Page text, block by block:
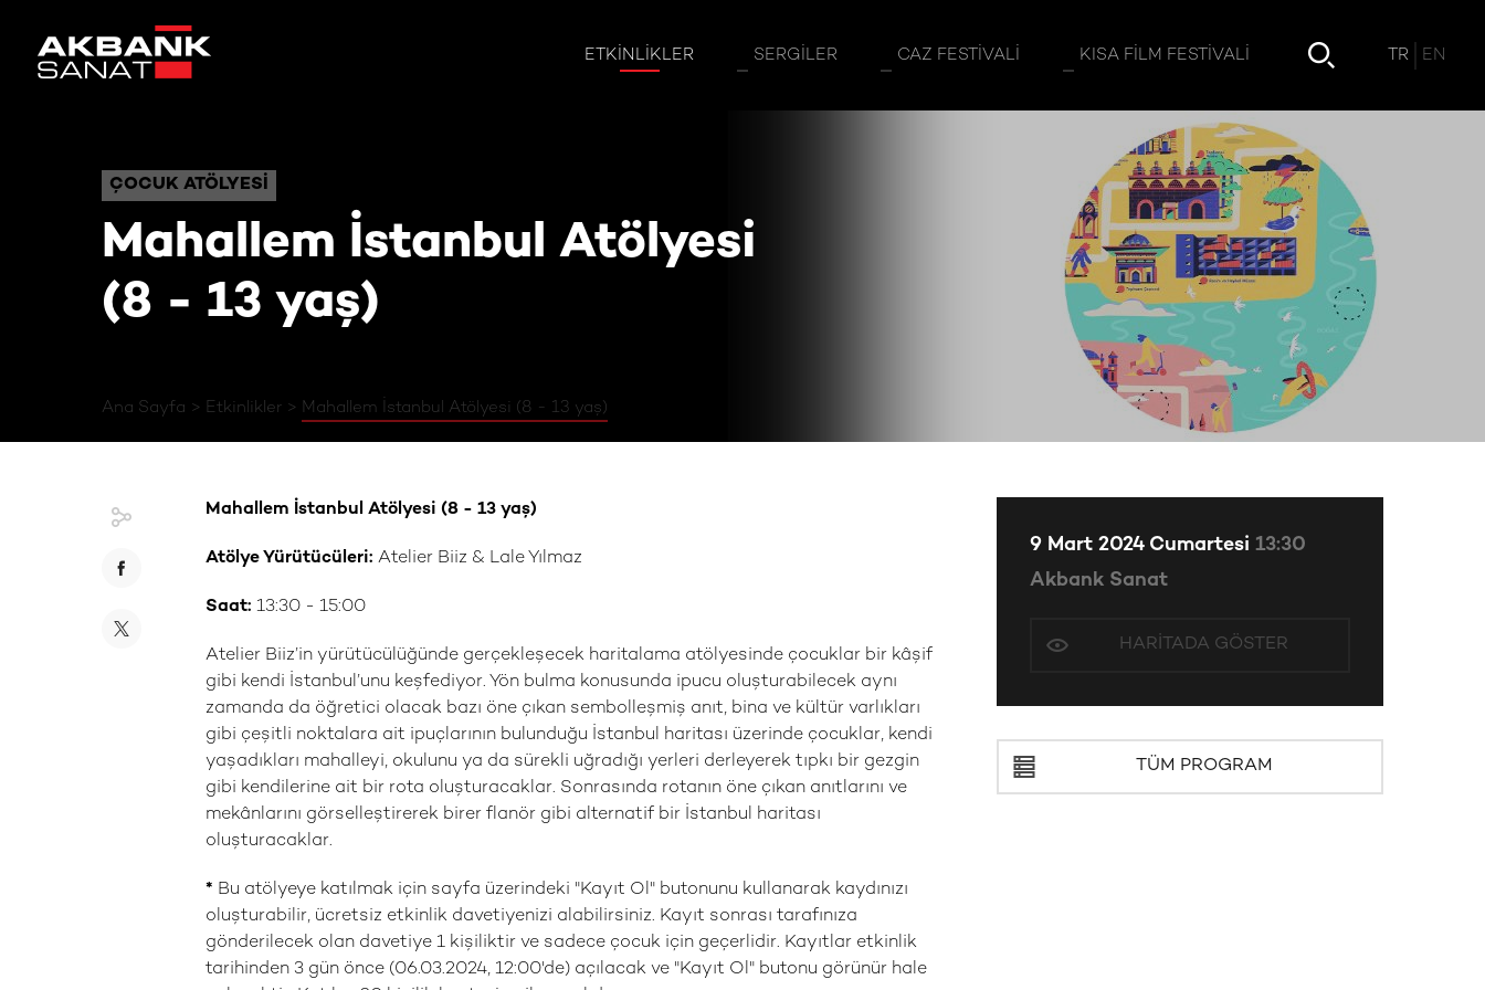
ETKINLIKLER SERGILER CAZ FESTIVALI KISA FILM FESTIVALI TR EN
ÇOCUK ATÖLYESI
Mahallem İstanbul Atölyesi
(8 - 13 yaş)
Ana Sayfa Etkinlikler Mahallem İstanbul Atölyesi (8 - 13 yaş)
ÇOCUK ATÖLYESI
Mahallem İstanbul Atölyesi (8 - 13 yaş)
Atölye Yürütücüleri: Atelier Biiz & Lale Yılmaz
Saat: 13:30 - 15:00
Atelier Biiz’in yürütücülüğünde gerçekleşecek haritalama atölyesinde çocuklar bir kâşif
gibi kendi İstanbul’unu keşfediyor. Yön bulma konusunda ipucu oluşturabilecek aynı
zamanda da öğretici olacak bazı öne çıkan sembolleşmiş anıt, bina ve kültür varlıkları
gibi çeşitli noktalara ait ipuçlarının bulunduğu İstanbul haritası üzerinde çocuklar, kendi
yaşadıkları mahalleyi, okulunu ya da sürekli uğradığı yerleri derleyerek tıpkı bir gezgin
gibi kendilerine ait bir rota oluşturacaklar. Sonrasında rotanın öne çıkan anıtlarını ve
mekânlarını görselleştirerek birer flanör gibi alternatif bir İstanbul haritası
oluşturacaklar.
* Bu atölyeye katılmak için sayfa üzerindeki "Kayıt Ol" butonunu kullanarak kaydınızı
oluşturabilir, ücretsiz etkinlik davetiyenizi alabilirsiniz. Kayıt sonrası tarafınıza
gönderilecek olan davetiye 1 kişiliktir ve sadece çocuk için geçerlidir. Kayıtlar etkinlik
tarihinden 3 gün önce (06.03.2024, 12:00'de) açılacak ve "Kayıt Ol" butonu görünür hale
9 Mart 2024 Cumartesi 13:30
Akbank Sanat
HARITADA GÖSTER
TÜM PROGRAM